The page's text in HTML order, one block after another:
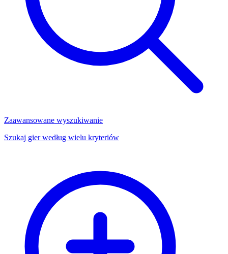
Zaawansowane wyszukiwanie
Szukaj gier według wielu kryteriów